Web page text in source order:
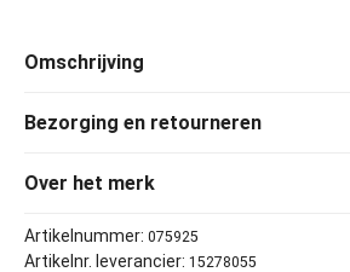
Omschrijving
Bezorging en retourneren
Over het merk
Artikelnummer: 075925
Artikelnr. leverancier: 15278055